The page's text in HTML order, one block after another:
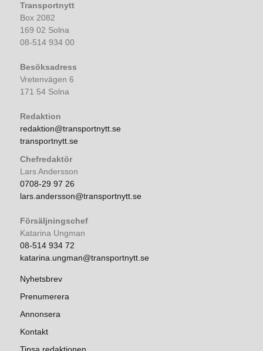
Transportnytt
Box 2082
169 02 Solna
08-514 934 00
Besöksadress
Vretenvägen 6
171 54 Solna
Redaktion
redaktion@transportnytt.se
transportnytt.se
Chefredaktör
Lars Andersson
0708-29 97 26
lars.andersson@transportnytt.se
Försäljningschef
Katarina Ungman
08-514 934 72
katarina.ungman@transportnytt.se
Nyhetsbrev
Prenumerera
Annonsera
Kontakt